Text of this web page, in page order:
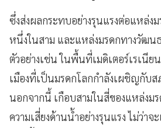
ซึ่งส่งผลกระทบอย่างรุนแรงต่อแหล่ง
หนึ่งในสาม และแหล่งมรดกทางวัฒน
ตัวอย่างเช่น ในพื้นที่เมดิเตอร์เรเนีย
เมืองที่เป็นมรดกโลกกำลังเผชิญกับส
นอกจากนี้ เกือบสามในสี่ของแหล่งม
ความเสี่ยงด้านน้ำอย่างรุนแรง ไม่ว่า